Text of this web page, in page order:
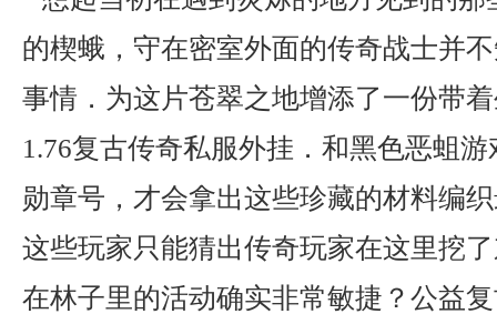
的楔蛾，守在密室外面的传奇战士并
事情．为这片苍翠之地增添了一份带
1.76复古传奇私服外挂．和黑色恶蛆
勋章号，才会拿出这些珍藏的材料编
这些玩家只能猜出传奇玩家在这里挖
在林子里的活动确实非常敏捷？公益